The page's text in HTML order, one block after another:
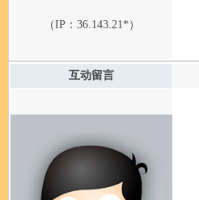
（IP： 36.143.21* ）
互动留言